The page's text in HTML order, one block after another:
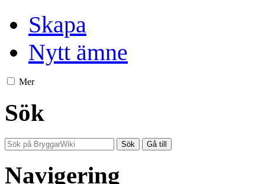
Skapa
Nytt ämne
Mer
Sök
Navigering